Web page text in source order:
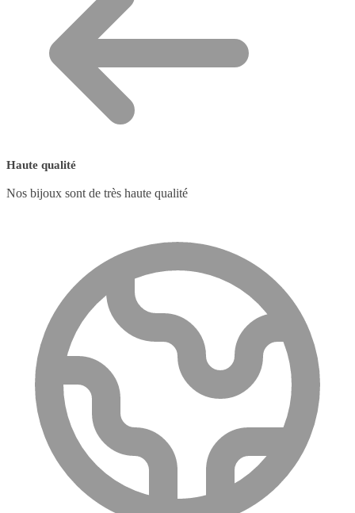
Haute qualité
Nos bijoux sont de très haute qualité